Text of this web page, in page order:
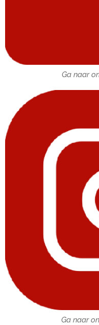
Ga naar
Ga naar